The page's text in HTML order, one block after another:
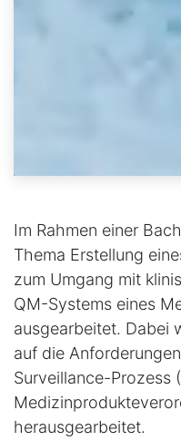
Im Rahmen einer
Thema Erstellung
zum Umgang mit
QM-Systems eines
ausgearbeitet. Dabei
auf die
Surveillance-Prozess
herausgearbeitet.